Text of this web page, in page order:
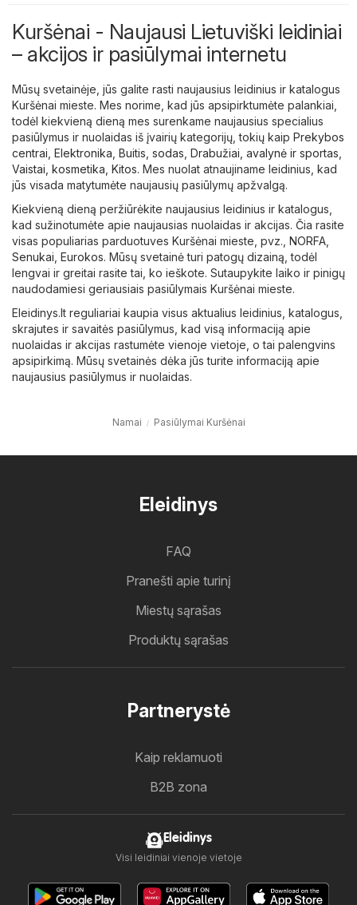
Kuršėnai - Naujausi Lietuviški leidiniai
– akcijos ir pasiūlymai internetu
Mūsų svetainėje, jūs galite rasti naujausius leidinius ir katalogus
Kuršėnai mieste. Mes norime, kad jūs apsipirktumėte palankiai,
todėl kiekvieną dieną mes surenkame naujausius specialius
pasiūlymus ir nuolaidas iš įvairių kategorijų, tokių kaip Prekybos
centrai Elektronika Buitis, sodas Drabužiai, avalynė ir sportas
Vaistai, kosmetika Kitos. Mes nuolat atnaujiname leidinius, kad
jūs visada matytumėte naujausių pasiūlymų apžvalgą.
Kiekvieną dieną peržiūrėkite naujausius leidinius ir katalogus,
kad sužinotumėte apie naujausias nuolaidas ir akcijas. Čia rasite
visas populiarias parduotuves Kuršėnai mieste, pvz., NORFA
Senukai Eurokos. Mūsų svetainė turi patogų dizainą, todėl
lengvai ir greitai rasite tai, ko ieškote. Sutaupykite laiko ir pinigų
naudodamiesi geriausiais pasiūlymais Kuršėnai mieste.
Eleidinys.lt reguliariai kaupia visus aktualius leidinius, katalogus,
skrajutes ir savaitės pasiūlymus, kad visą informaciją apie
nuolaidas ir akcijas rastumėte vienoje vietoje, o tai palengvins
apsipirkimą. Mūsų svetainės dėka jūs turite informaciją apie
naujausius pasiūlymus ir nuolaidas.
Namai Pasiūlymai Kuršėnai
Eleidinys
FAQ
Pranešti apie turinį
Miestų sąrašas
Produktų sąrašas
Partnerystė
Kaip reklamuoti
B2B zona
Eleidinys
Visi leidiniai vienoje vietoje